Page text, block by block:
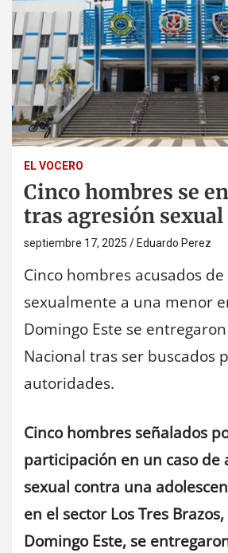
EL VOCERO
Cinco hombres se
tras agresión sexual
septiembre 17, 2025 Eduardo Perez
Cinco hombres acusados
sexualmente a una menor
Domingo Este se
Nacional tras ser buscados
autoridades.
Cinco hombres señalados
participación en un caso de
sexual contra una
en el sector Los Tres
Domingo Este, se